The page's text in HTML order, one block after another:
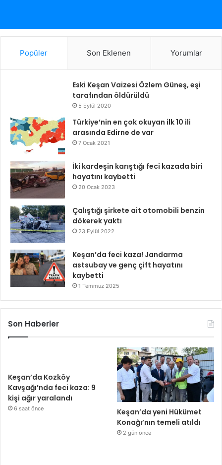
Popüler Son Eklenen Yorumlar
Eski Keşan Vaizesi Özlem Güneş, eşi
tarafından öldürüldü
5 Eylül 2020
Türkiye’nin en çok okuyan ilk 10 ili
arasında Edirne de var
7 Ocak 2021
İki kardeşin karıştığı feci kazada biri
hayatını kaybetti
20 Ocak 2023
Çalıştığı şirkete ait otomobili benzin
dökerek yaktı
23 Eylül 2022
Keşan’da feci kaza! Jandarma
astsubay ve genç çift hayatını
kaybetti
1 Temmuz 2025
Son Haberler
Keşan’da Kozköy
Kavşağı’nda feci kaza: 9
kişi ağır yaralandı
6 saat önce
Keşan’da yeni Hükümet
Konağı’nın temeli atıldı
2 gün önce